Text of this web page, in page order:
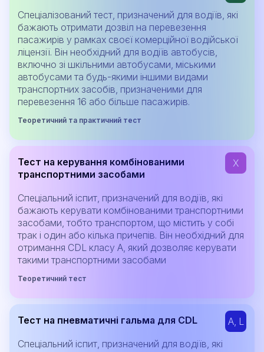
Спеціалізований тест, призначений для водіїв, які
бажають отримати дозвіл на перевезення
пасажирів у рамках своєї комерційної водійської
ліцензії. Він необхідний для водіїв автобусів,
включно зі шкільними автобусами, міськими
автобусами та будь-якими іншими видами
транспортних засобів, призначеними для
перевезення 16 або більше пасажирів.
Теоретичний та практичний тест
Тест на керування комбінованими
транспортними засобами
X
Спеціальний іспит, призначений для водіїв, які
бажають керувати комбінованими транспортними
засобами, тобто транспортом, що містить у собі
трак і один або кілька причепів. Він необхідний для
отримання CDL класу A, який дозволяє керувати
такими транспортними засобами
Теоретичний тест
Тест на пневматичні гальма для CDL
A, L
Спеціальний іспит, призначений для водіїв, які